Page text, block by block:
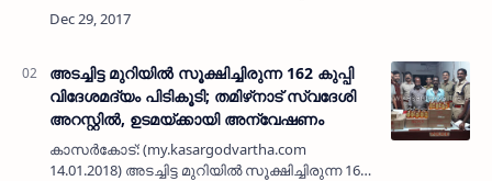
പൊളിറ്റിക്കല്‍ ക്ലാസുകള്‍ തുടങ്ങുന്നു.
അടച്ചിട്ട മുറിയില്‍ സൂക്ഷിച്ചിരുന്ന 162 കുപ്പി
വിദേശമദ്യം പിടികൂടി; തമിഴ്‌നാട് സ്വദേശി
അറസ്റ്റില്‍, ഉടമയ്ക്കായി അന്വേഷണം
കാസര്‍കോട്: (my.kasargodvartha.com
14.01.2018) അടച്ചിട്ട മുറിയില്‍ സൂക്ഷിച്ചിരുന്ന 162